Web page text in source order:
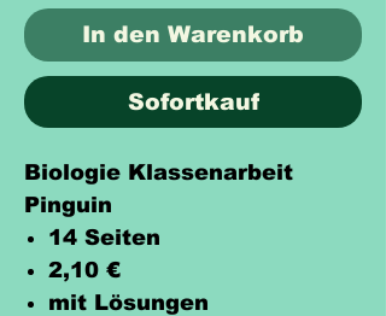
In den Warenkorb
Sofortkauf
Biologie Klassenarbeit
Pinguin
14 Seiten
2,10 €
mit Lösungen